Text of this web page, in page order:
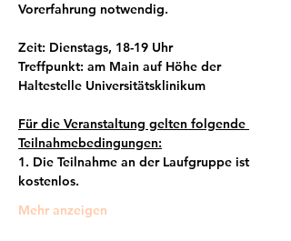
Vorerfahrung notwendig.
Zeit: Dienstags, 18-19 Uhr
Treffpunkt: am Main auf Höhe der
Haltestelle Universitätsklinikum
Für die Veranstaltung gelten folgende
Teilnahmebedingungen:
1. Die Teilnahme an der Laufgruppe ist
kostenlos.
Mehr anzeigen